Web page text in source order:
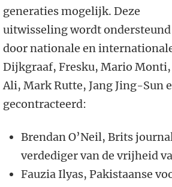
generaties mogelijk. Deze
uitwisseling wordt ondersteund
door nationale en
Dijkgraaf, Fresku, Mario Monti,
Ali, Mark Rutte, Jang Jing-Sun
gecontracteerd:
Brendan O’Neil, Brits
verdediger van de vrijheid
Fauzia Ilyas, Pakistaanse